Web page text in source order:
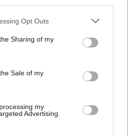
Opt Outs
Sharing of my
Sale of my
my
Advertising.
Αρχαίο Θέατρο Επιδαύρου άνοιξε τις
ΑΥΤΉ ΤΗΝ ΚΑΤΗΓΟΡΊΑ